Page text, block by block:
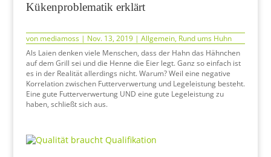
Kükenproblematik erklärt
von mediamoss| Nov. 13, 2019| Allgemein, Rund ums Huhn
Als Laien denken viele Menschen, dass der Hahn das Hähnchen
auf dem Grill sei und die Henne die Eier legt. Ganz so einfach ist
es in der Realität allerdings nicht. Warum? Weil eine negative
Korrelation zwischen Futterverwertung und Legeleistung besteht.
Eine gute Futterverwertung UND eine gute Legeleistung zu
haben, schließt sich aus.